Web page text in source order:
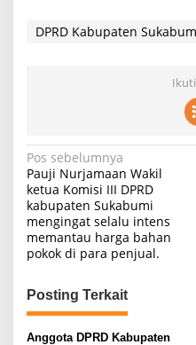
DPRD Kabupaten
Navigasi
pos
Pos sebelumnya
Pauji Nurjamaan Wakil
ketua Komisi III DPRD
kabupaten Sukabumi
mengingat selalu intens
memantau harga bahan
pokok di para penjual.
Posting Terkait
Anggota DPRD Kabupaten